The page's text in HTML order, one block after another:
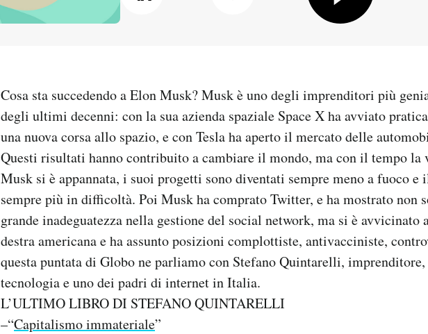
Cosa sta succedendo a Elon Musk? Musk è uno degli imprenditori più
degli ultimi decenni: con la sua azienda spaziale Space X ha avviato
una nuova corsa allo spazio, e con Tesla ha aperto il mercato delle
Questi risultati hanno contribuito a cambiare il mondo, ma con il tempo la
Musk si è appannata, i suoi progetti sono diventati sempre meno a fuoco e
sempre più in difficoltà. Poi Musk ha comprato Twitter, e ha mostrato non
grande inadeguatezza nella gestione del social network, ma si è avvicinato
destra americana e ha assunto posizioni complottiste, antivacciniste,
questa puntata di Globo ne parliamo con Stefano Quintarelli,
tecnologia e uno dei padri di internet in Italia.
L’ULTIMO LIBRO DI STEFANO QUINTARELLI
–“Capitalismo immateriale”